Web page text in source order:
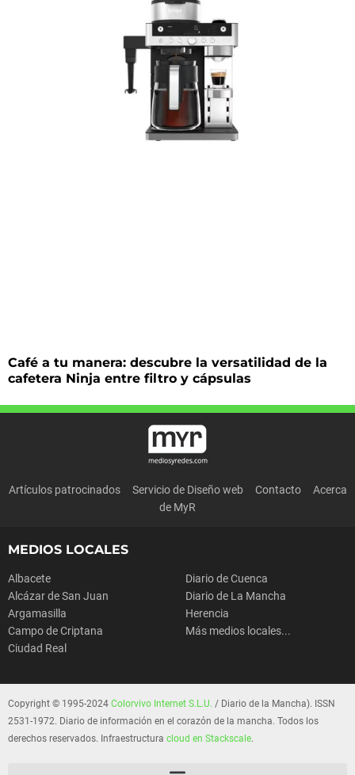
Café a tu manera: descubre la versatilidad de la
cafetera Ninja entre filtro y cápsulas
Artículos patrocinados Servicio de Diseño web Contacto
Acerca
de MyR
MEDIOS LOCALES
Albacete
Alcázar de San Juan
Argamasilla
Campo de Criptana
Ciudad Real
Diario de Cuenca
Diario de La Mancha
Herencia
Más medios locales...
Copyright © 1995-2024 Colorvivo Internet S.L.U. / Diario de la Mancha). ISSN
2531-1972. Diario de información en el corazón de la mancha. Todos los
derechos reservados. Infraestructura cloud en Stackscale.